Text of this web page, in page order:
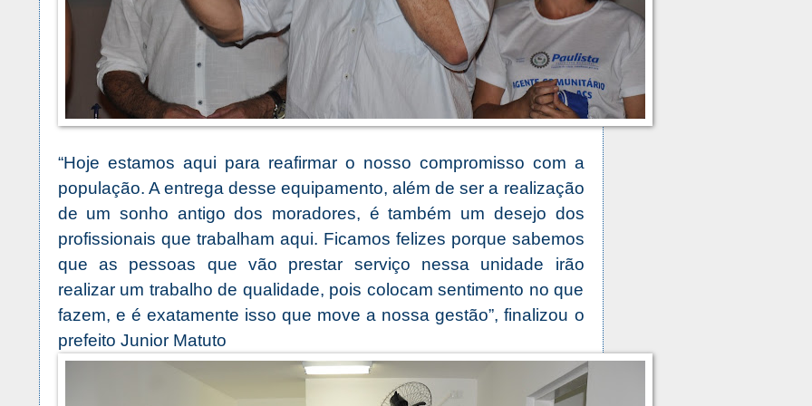
“Hoje estamos aqui para reafirmar o nosso compromisso com a
população. A entrega desse equipamento, além de ser a realização
de um sonho antigo dos moradores, é também um desejo dos
profissionais que trabalham aqui. Ficamos felizes porque sabemos
que as pessoas que vão prestar serviço nessa unidade irão
realizar um trabalho de qualidade, pois colocam sentimento no que
fazem, e é exatamente isso que move a nossa gestão”, finalizou o
prefeito Junior Matuto